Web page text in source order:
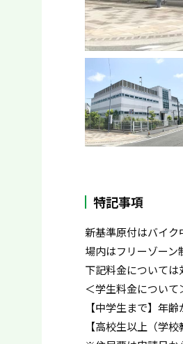
特記事項
新基準原付はバイク
場内はフリーゾーン
下記料金については
＜学生料金について
【中学生まで】年
【高校生以上（学